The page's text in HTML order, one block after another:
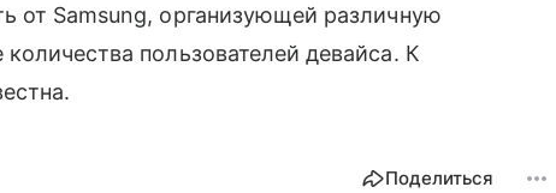
от Samsung, организующей различную
пользователей девайса. К
Поделиться